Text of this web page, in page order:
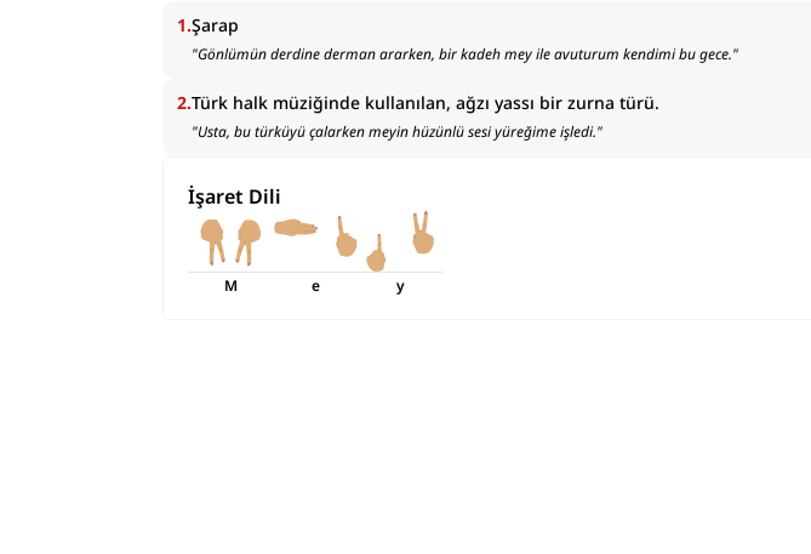
1.Şarap
"Gönlümün derdine derman ararken, bir kadeh mey ile avuturum kendimi bu gece."
2.Türk halk müziğinde kullanılan, ağzı yassı bir zurna türü.
"Usta, bu türküyü çalarken meyin hüzünlü sesi yüreğime işledi."
İşaret Dili
M e y